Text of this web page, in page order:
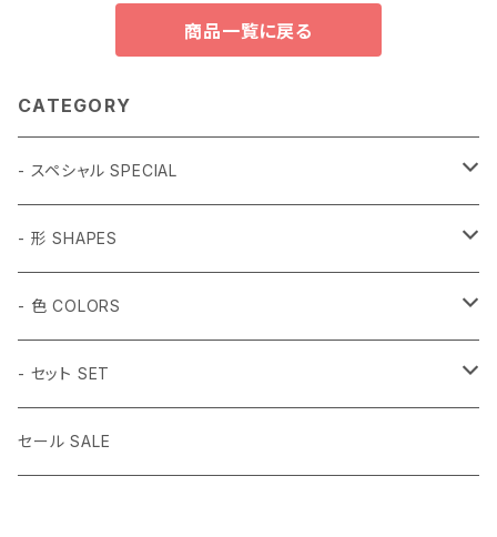
商品一覧に戻る
CATEGORY
- スペシャル SPECIAL
和柄 Japanese
折り鶴 Origami
鳥居 Torii Gate
植物 Plant
桜 Sakura
梅の花 Plum blossom
動物 Animal
ハチドリ Hummingbird
虫 Insect
- 形 SHAPES
- 球体 SPHERES
2mm
2.5mm
タンブル Tumbled
SSサイズ SS Size
キューブ Cube
- 色 COLORS
#1 ホワイト White
#2 ミント Mint
- セット SET
- 14色セット
セール SALE